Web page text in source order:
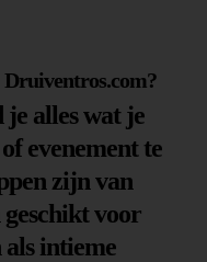
alles wat je
evenement te
zijn van
voor
als intieme